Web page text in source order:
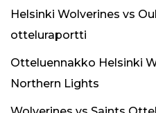
Helsinki Wolverines vs
otteluraportti
Otteluennakko Helsinki
Northern Lights